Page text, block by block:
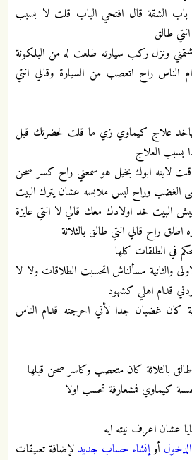
باب الشقة قال افتحي الباب قلت لا بسبب
طالق
وشتمني ونزل ركب سيارته طلعت له من البلكونة
الناس راح اتعصب من السيارة وقالي انتي
علاج كيماوي زي ما قلت لحضرتك قبل
بسبب العلاج
لابنه ابوك بخيل هو سمعني راح كسر صحن
الغضب وراح لبس ملابسه عشان يترك البيت
البيت خد اولادك معك قالي لا انتي عايزة
اطلق راح قالي انتي طالق بالثلاثة
في الطلقات كلها
والثانية مسألناش اتحسبت الطلاقات ولا لا
قدام اهلي كشهود
كان غضبان جدا لأني احرجته قدام الناس
طالق بالثلاثة كان متعصب وكاسر صحن قبلها
كيماوي فمشعارفة تحسب اولا
عشان اعرف نيته ايه
أوإنشاء حساب جديد لإضافة تعليقات